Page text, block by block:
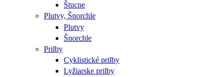
Štucne
Plutvy, Šnorchle
Plutvy
Šnorchle
Prilby
Cyklistické prilby
Lyžiarske prilby